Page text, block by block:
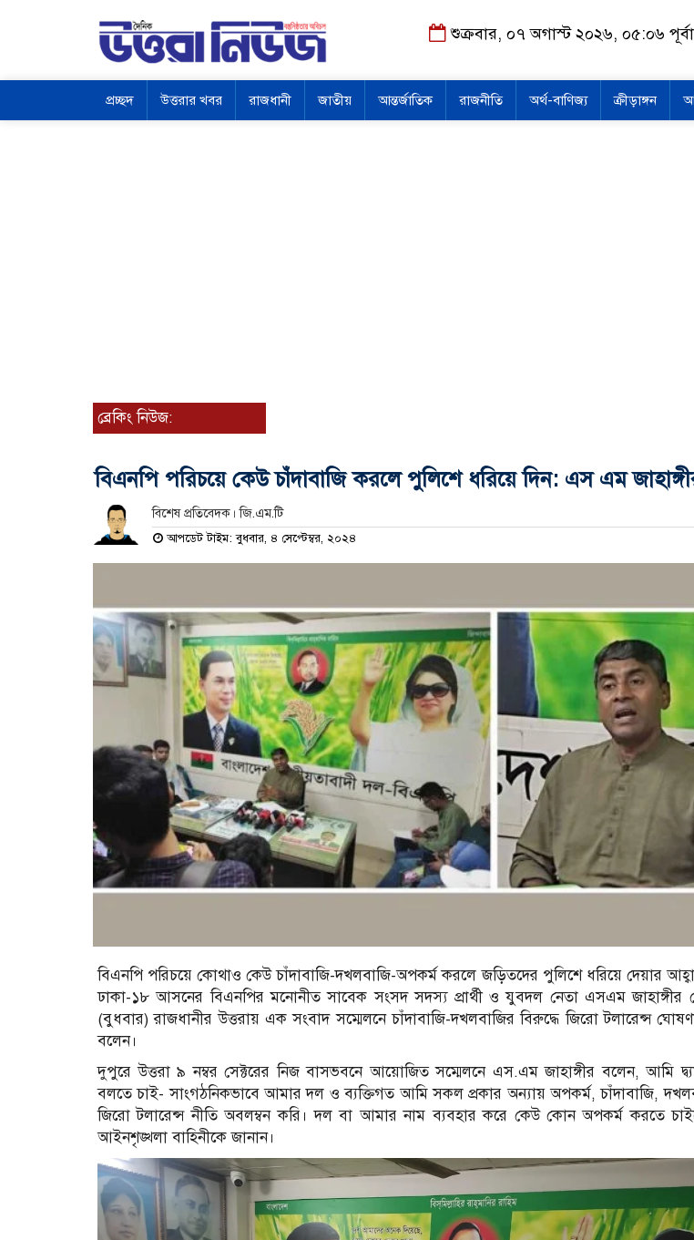
শুক্রবার, ০৭ অগাস্ট ২০২৬, ০৫:০৬
প্রচ্ছদ উত্তরার খবর রাজধানী জাতীয় আন্তর্জাতিক রাজনীতি অর্থ-বাণিজ্য ক্রীড়াঙ্গন
ব্রেকিং নিউজ:
বিএনপি পরিচয়ে কেউ চাঁদাবাজি করলে পুলিশে ধরিয়ে দিন: এস এম
বিশেষ প্রতিবেদক। জি.এম.টি
আপডেট টাইম: বুধবার, ৪ সেপ্টেম্বর, ২০২৪
বিএনপি পরিচয়ে কোথাও কেউ চাঁদাবাজি-দখলবাজি-অপকর্ম করলে জড়িতদের পুলিশে ধরিয়ে দেয়ার
ঢাকা-১৮ আসনের বিএনপির মনোনীত সাবেক সংসদ সদস্য প্রার্থী ও যুবদল নেতা এসএম
(বুধবার) রাজধানীর উত্তরায় এক সংবাদ সম্মেলনে চাঁদাবাজি-দখলবাজির বিরুদ্ধে জিরো টলারেন্স
বলেন।
দুপুরে উত্তরা ৯ নম্বর সেক্টরের নিজ বাসভবনে আয়োজিত সম্মেলনে এস.এম জাহাঙ্গীর বলেন, আমি
বলতে চাই- সাংগঠনিকভাবে আমার দল ও ব্যক্তিগত আমি সকল প্রকার অন্যায় অপকর্ম, চাঁদাবাজি,
জিরো টলারেন্স নীতি অবলম্বন করি। দল বা আমার নাম ব্যবহার করে কেউ কোন অপকর্ম করতে
আইনশৃঙ্খলা বাহিনীকে জানান।